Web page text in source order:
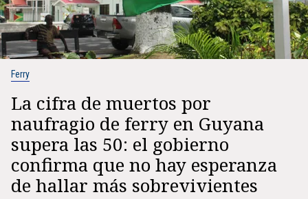
Ferry
La cifra de muertos por
naufragio de ferry en Guyana
supera las 50: el gobierno
confirma que no hay esperanza
de hallar más sobrevivientes